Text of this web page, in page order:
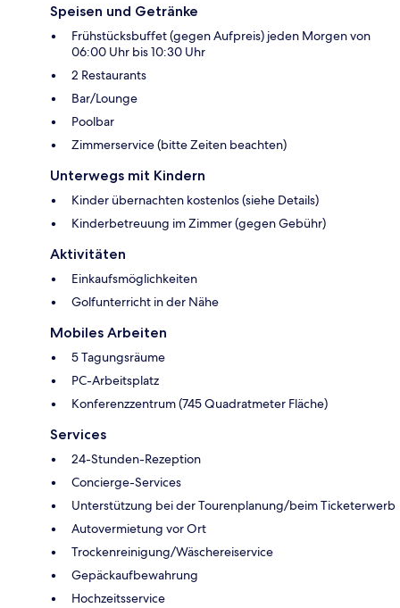
Speisen und Getränke
Frühstücksbuffet (gegen Aufpreis) jeden Morgen von
06:00 Uhr bis 10:30 Uhr
2 Restaurants
Bar/Lounge
Poolbar
Zimmerservice (bitte Zeiten beachten)
Unterwegs mit Kindern
Kinder übernachten kostenlos (siehe Details)
Kinderbetreuung im Zimmer (gegen Gebühr)
Aktivitäten
Einkaufsmöglichkeiten
Golfunterricht in der Nähe
Mobiles Arbeiten
5 Tagungsräume
PC-Arbeitsplatz
Konferenzzentrum (745 Quadratmeter Fläche)
Services
24-Stunden-Rezeption
Concierge-Services
Unterstützung bei der Tourenplanung/beim Ticketerwerb
Autovermietung vor Ort
Trockenreinigung/Wäschereiservice
Gepäckaufbewahrung
Hochzeitsservice